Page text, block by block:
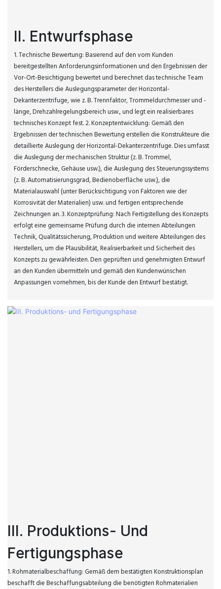
II. Entwurfsphase
1. Technische Bewertung: Basierend auf den vom Kunden
bereitgestellten Anforderungsinformationen und den Ergebnissen der
Vor-Ort-Besichtigung bewertet und berechnet das technische Team
des Herstellers die Auslegungsparameter der Horizontal-
Dekanterzentrifuge, wie z. B. Trennfaktor, Trommeldurchmesser und -
länge, Drehzahlregelungsbereich usw., und legt ein realisierbares
technisches Konzept fest. 2. Konzeptentwicklung: Gemäß den
Ergebnissen der technischen Bewertung erstellen die Konstrukteure die
detaillierte Auslegung der Horizontal-Dekanterzentrifuge. Dies umfasst
die Auslegung der mechanischen Struktur (z. B. Trommel,
Förderschnecke, Gehäuse usw.), die Auslegung des Steuerungssystems
(z. B. Automatisierungsgrad, Bedienoberfläche usw.), die
Materialauswahl (unter Berücksichtigung von Faktoren wie der
Korrosivität der Materialien) usw. und fertigen entsprechende
Zeichnungen an. 3. Konzeptprüfung: Nach Fertigstellung des Konzepts
erfolgt eine gemeinsame Prüfung durch die internen Abteilungen
Technik, Qualitätssicherung, Produktion und weitere Abteilungen des
Herstellers, um die Plausibilität, Realisierbarkeit und Sicherheit des
Konzepts zu gewährleisten. Den geprüften und genehmigten Entwurf
an den Kunden übermitteln und gemäß den Kundenwünschen
Anpassungen vornehmen, bis der Kunde den Entwurf bestätigt.
III. Produktions- Und
Fertigungsphase
1. Rohmaterialbeschaffung: Gemäß dem bestätigten Konstruktionsplan
beschafft die Beschaffungsabteilung die benötigten Rohmaterialien